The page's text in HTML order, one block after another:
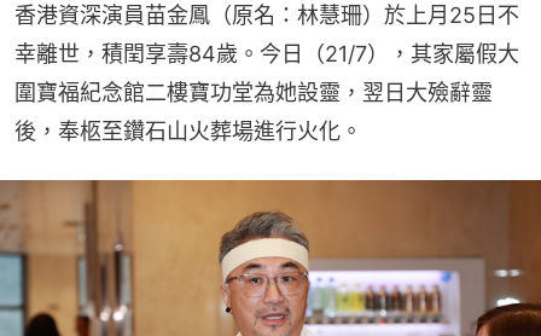
香港資深演員苗金鳳（原名：林慧珊）於上月25日不
幸離世，積閏享壽84歲。今日（21/7），其家屬假大
圍寶福紀念館二樓寶功堂為她設靈，翌日大殮辭靈
後，奉柩至鑽石山火葬場進行火化。